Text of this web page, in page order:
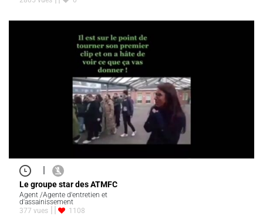
|
Le groupe star des ATMFC
Agent /Agente d'entretien et
d'assainissement
377 vues
1108